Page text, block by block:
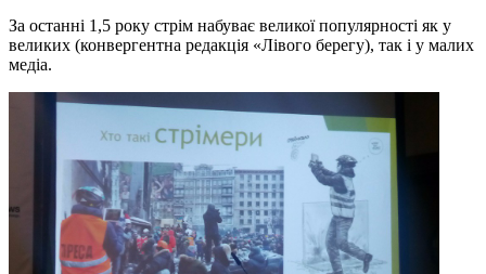
За останні 1,5 року стрім набуває великої популярності як у
великих (конвергентна редакція «Лівого берегу), так і у малих
медіа.